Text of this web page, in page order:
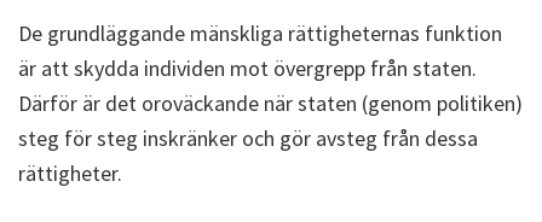
De grundläggande mänskliga rättigheternas funktion
är att skydda individen mot övergrepp från staten.
Därför är det oroväckande när staten (genom politiken)
steg för steg inskränker och gör avsteg från dessa
rättigheter.